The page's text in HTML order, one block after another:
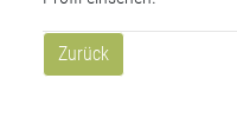
Zurück